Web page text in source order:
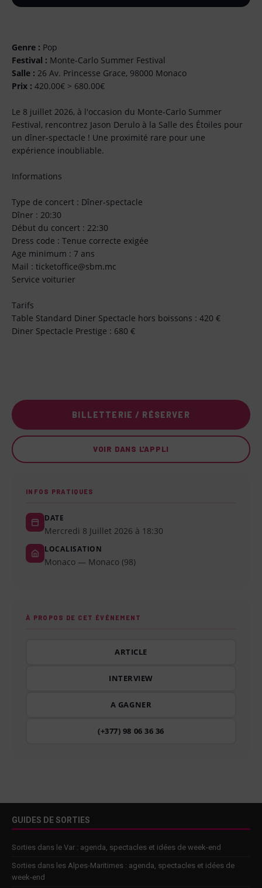
Genre : Pop
Festival : Monte-Carlo Summer Festival
Salle : 26 Av. Princesse Grace, 98000 Monaco
Prix : 420.00€ > 680.00€
Le 8 juillet 2026, à l'occasion du Monte-Carlo Summer
Festival, rencontrez Jason Derulo à la Salle des Étoiles pour
un dîner-spectacle ! Une proximité rare pour une
expérience inoubliable.
Informations
Type de concert : Dîner-spectacle
Dîner : 20:30
Début du concert : 22:30
Dress code : Tenue correcte exigée
Age minimum : 7 ans
Mail : ticketoffice@sbm.mc
Service voiturier
Tarifs
Table Standard Diner Spectacle hors boissons : 420 €
Diner Spectacle Prestige : 680 €
BILLETTERIE / RÉSERVER
VOIR DANS L'APPLI
INFOS PRATIQUES
DATE
Mercredi 8 Juillet 2026 à 18:30
LOCALISATION
Monaco — Monaco (98)
À PROPOS DE CET ÉVÉNEMENT
ARTICLE
INTERVIEW
A GAGNER
(+377) 98 06 36 36
GUIDES DE SORTIES
Sorties dans le Var : agenda, spectacles et idées de week-end
Sorties dans les Alpes-Maritimes : agenda, spectacles et idées de
week-end